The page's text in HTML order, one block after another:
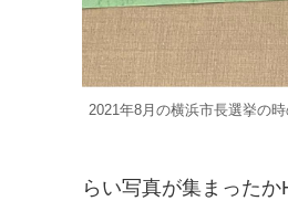
2021年8月の横浜市長選挙の
らい写真が集まった